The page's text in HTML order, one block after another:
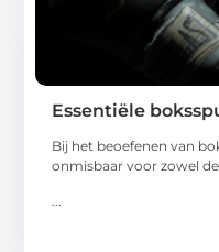
Essentiële
Bij het beoefenen van
onmisbaar voor zowel
...